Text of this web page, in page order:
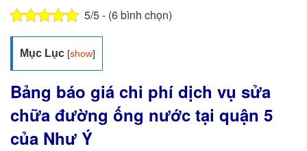
5/5 - (6 bình chọn)
Mục Lục [show]
Bảng báo giá chi phí dịch vụ sửa
chữa đường ống nước tại quận 5
của Như Ý